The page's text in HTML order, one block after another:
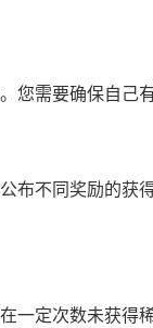
需要确保自己
布不同奖励的获
一定次数未获得